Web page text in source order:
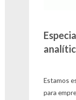
Estamos
para